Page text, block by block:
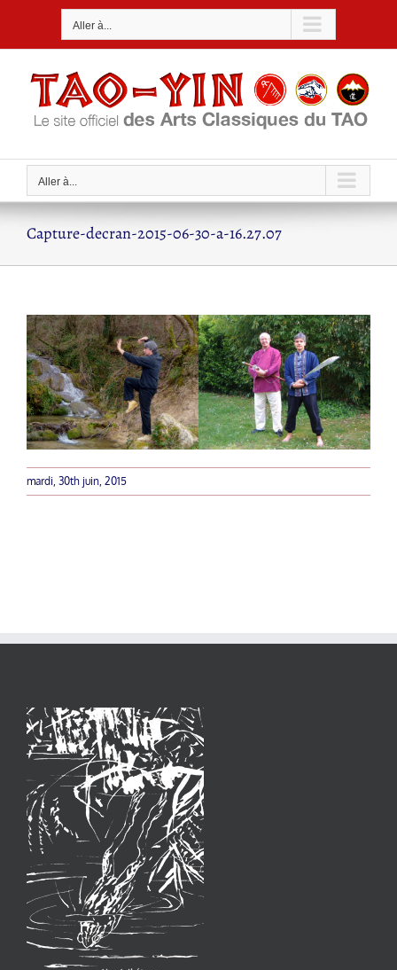
Aller à...
Aller à...
Capture-decran-2015-06-30-a-16.27.07
mardi, 30th juin, 2015